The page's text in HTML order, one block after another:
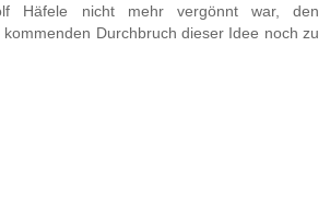
Häfele nicht mehr vergönnt war, den
kommenden Durchbruch dieser Idee noch zu